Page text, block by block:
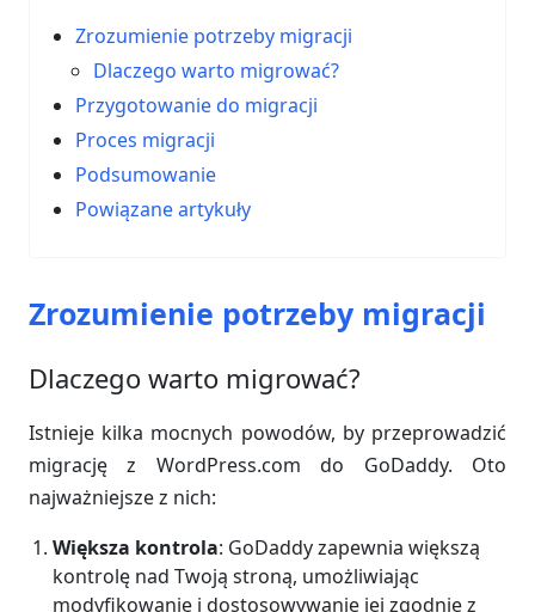
Zrozumienie potrzeby migracji
Dlaczego warto migrować?
Przygotowanie do migracji
Proces migracji
Podsumowanie
Powiązane artykuły
Zrozumienie potrzeby migracji
Dlaczego warto migrować?
Istnieje kilka mocnych powodów, by przeprowadzić
migrację z WordPress.com do GoDaddy. Oto
najważniejsze z nich:
Większa kontrola: GoDaddy zapewnia większą
kontrolę nad Twoją stroną, umożliwiając
modyfikowanie i dostosowywanie jej zgodnie z